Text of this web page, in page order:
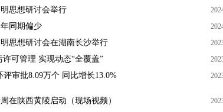
思想研讨会举行
同期偏少
思想研讨会在湖南长沙举行
可管理 实现动态“全覆盖”
审批8.09万个 同比增长13.0%
在陕西黄陵启动（现场视频）